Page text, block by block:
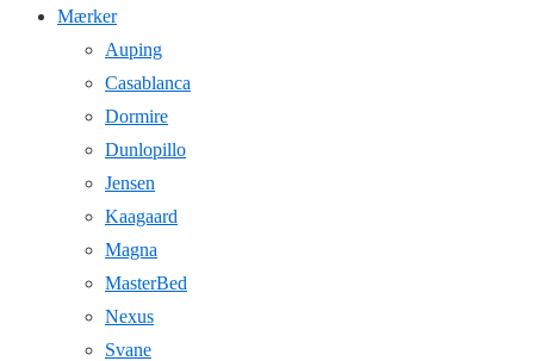
Mærker
Auping
Casablanca
Dormire
Dunlopillo
Jensen
Kaagaard
Magna
MasterBed
Nexus
Svane